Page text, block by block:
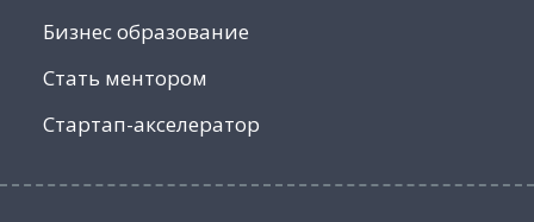
Бизнес образование
Стать ментором
Стартап-акселератор